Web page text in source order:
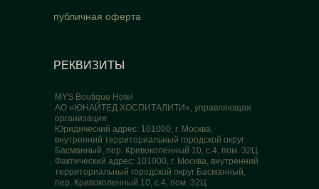
MYS Boutique Hotel
АО «ЮНАЙТЕД ХОСПИТАЛИТИ», управляющая
организация
Юридический адрес: 101000, г. Москва,
внутренний территориальный городской округ
Басманный, пер. Кривоколенный 10, с.4, пом. 32Ц
Фактический адрес: 101000, г. Москва, внутренний
территориальный городской округ Басманный,
пер. Кривоколенный 10, с.4, пом. 32Ц
РЕКВИЗИТЫ
публичная оферта